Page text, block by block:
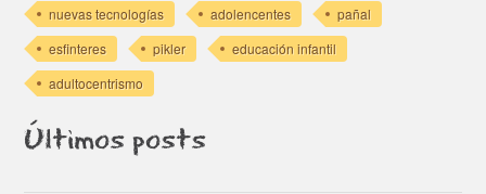
nuevas tecnologías
adolencentes
pañal
esfinteres
pikler
educación infantil
adultocentrismo
Últimos posts